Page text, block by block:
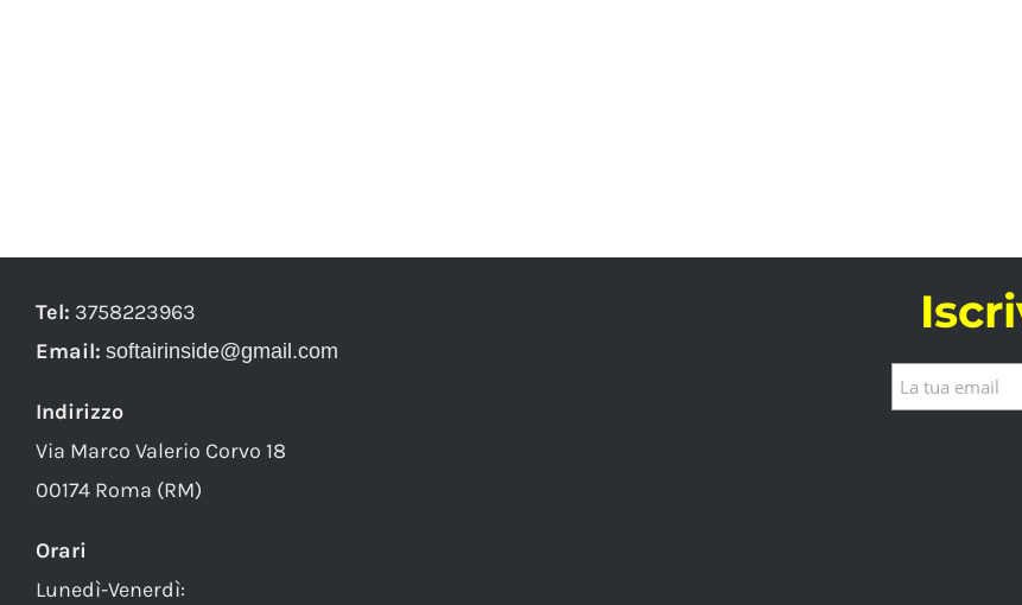
Tel: 3758223963
Email: softairinside@gmail.com
Indirizzo
Via Marco Valerio Corvo 18
00174 Roma (RM)
Orari
Lunedì-Venerdì: